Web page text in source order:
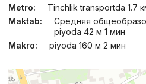
Metro:
Tinchlik transportda 1.7
Maktab:
Средняя
piyoda 42 м 1 мин
Makro:
piyoda 160 м 2 мин